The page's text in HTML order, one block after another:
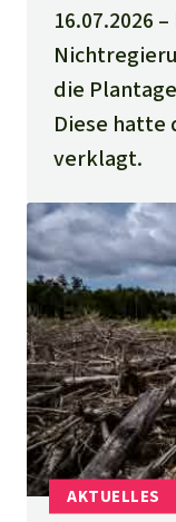
16.07.2026
die
Diese hatte
verklagt.